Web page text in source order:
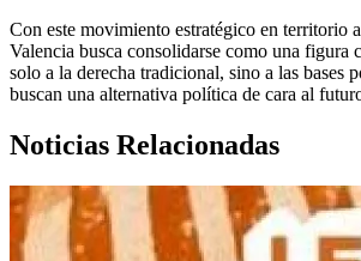
Con este movimiento estratégico en territorio
Valencia busca consolidarse como una figura
solo a la derecha tradicional, sino a las bases
buscan una alternativa política de cara al
Noticias Relacionadas